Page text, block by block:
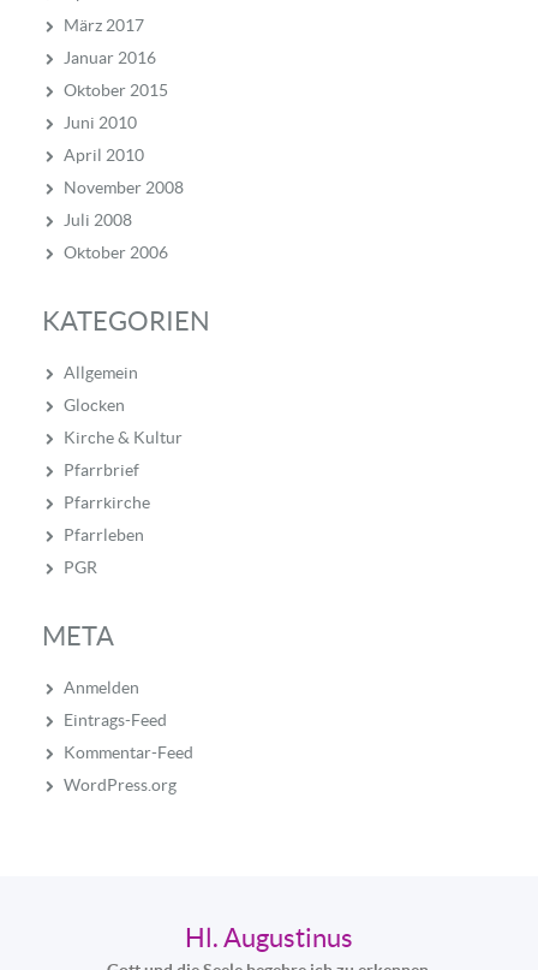
März 2017
Januar 2016
Oktober 2015
Juni 2010
April 2010
November 2008
Juli 2008
Oktober 2006
KATEGORIEN
Allgemein
Glocken
Kirche & Kultur
Pfarrbrief
Pfarrkirche
Pfarrleben
PGR
META
Anmelden
Eintrags-Feed
Kommentar-Feed
WordPress.org
Hl. Augustinus